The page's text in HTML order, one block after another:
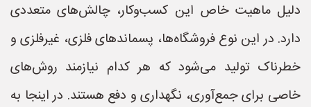
دلیل ماهیت خاص این کسب‌وکار، چالش‌های متعددی
دارد. در این نوع فروشگاه‌ها، پسماندهای فلزی، غیرفلزی و
خطرناک تولید می‌شود که هر کدام نیازمند روش‌های
خاصی برای جمع‌آوری، نگهداری و دفع هستند. در اینجا به